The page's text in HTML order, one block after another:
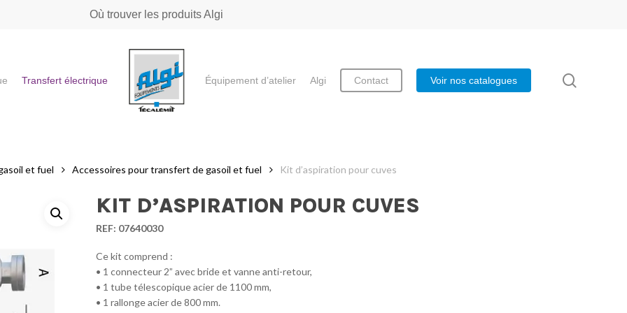
Où trouver les produits Algi
Transfert électrique Équipement d’atelier Algi Contact Voir nos catalogues
et fuel Accessoires pour transfert de gasoil et fuel Kit d’aspiration pour cuves
KIT D’ASPIRATION POUR CUVES
REF: 07640030
Ce kit comprend :
• 1 connecteur 2” avec bride et vanne anti-retour,
• 1 tube télescopique acier de 1100 mm,
• 1 rallonge acier de 800 mm.